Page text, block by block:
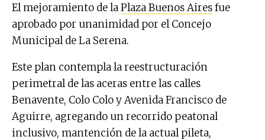
El mejoramiento de laPlaza Buenos Airesfue
aprobado por unanimidad por el Concejo
Municipal de La Serena.
Este plan contempla la reestructuración
perimetral de las aceras entre las calles
Benavente, Colo Colo y Avenida Francisco de
Aguirre, agregando un recorrido peatonal
inclusivo, mantención de la actual pileta,